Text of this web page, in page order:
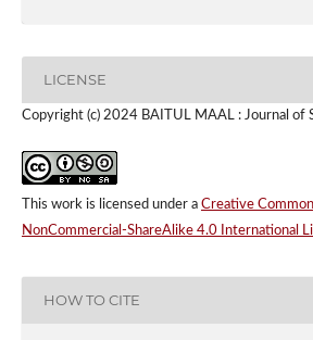
LICENSE
Copyright (c) 2024 BAITUL MAAL : Journal of
This work is licensed under a Creative
NonCommercial-ShareAlike 4.0 International
HOW TO CITE